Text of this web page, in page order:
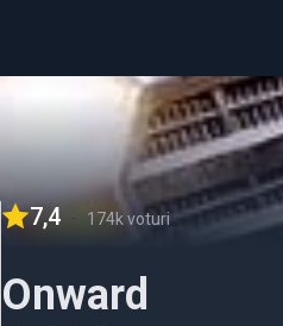
7,4 - 174k voturi
Onward